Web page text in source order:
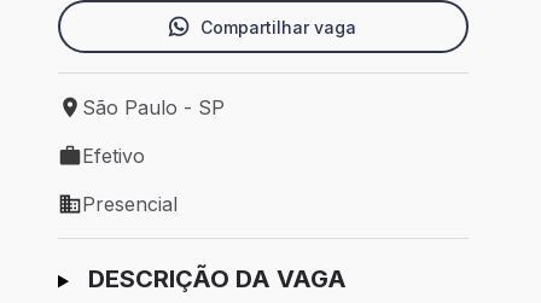
Compartilhar vaga
Local de trabalho: São Paulo - SP
São Paulo - SP
Tipo de vaga: Efetivo
Efetivo
Modelo de trabalho: Presencial
Presencial
Ir para candidatura
DESCRIÇÃO DA VAGA